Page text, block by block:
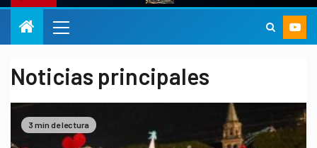
Noticias principales
3 min de lectura